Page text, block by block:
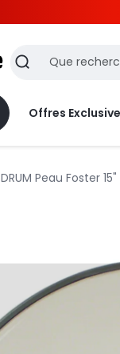
Recherche
Offres
Peau Foster